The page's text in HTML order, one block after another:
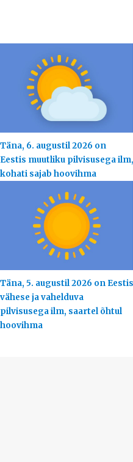
Täna, 6. augustil 2026 on
Eestis muutliku pilvisusega ilm,
kohati sajab hoovihma
Täna, 5. augustil 2026 on Eestis
vähese ja vahelduva
pilvisusega ilm, saartel õhtul
hoovihma